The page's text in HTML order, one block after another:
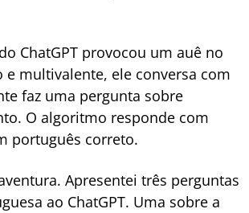
ChatGPT provocou um auê no
e multivalente, ele conversa com
faz uma pergunta sobre
O algoritmo responde com
português correto.
Apresentei três perguntas
ao ChatGPT. Uma sobre a